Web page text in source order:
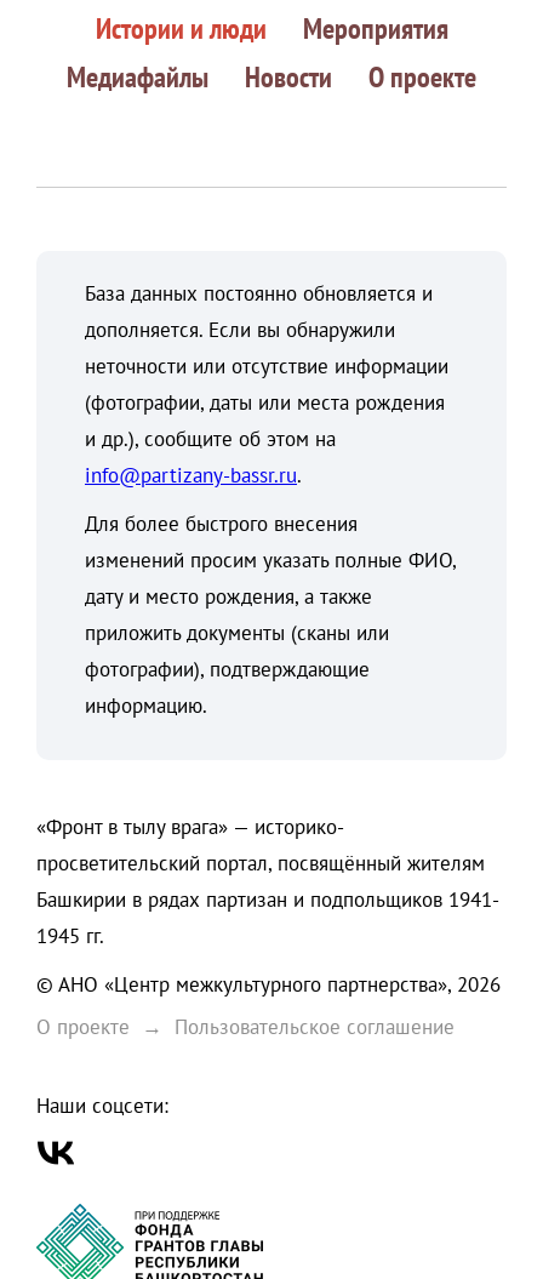
Истории и люди
Мероприятия
Медиафайлы
Новости О проекте
База данных постоянно обновляется и
дополняется. Если вы обнаружили
неточности или отсутствие информации
(фотографии, даты или места рождения
и др.), сообщите об этом на
info@partizany-bassr.ru.
Для более быстрого внесения
изменений просим указать полные ФИО,
дату и место рождения, а также
приложить документы (сканы или
фотографии), подтверждающие
информацию.
«Фронт в тылу врага» — историко-
просветительский портал, посвящённый жителям
Башкирии в рядах партизан и подпольщиков 1941-
1945 гг.
© АНО «Центр межкультурного партнерства», 2026
О проекте
Пользовательское соглашение
Наши соцсети: